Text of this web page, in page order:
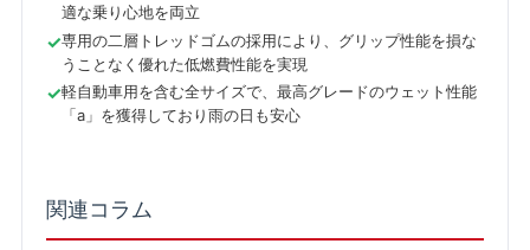
適な乗り心地を両立
専用の二層トレッドゴムの採用により、グリップ性能を損な
うことなく優れた低燃費性能を実現
軽自動車用を含む全サイズで、最高グレードのウェット性能
「a」を獲得しており雨の日も安心
関連コラム